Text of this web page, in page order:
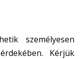
személyesen
Kérjük